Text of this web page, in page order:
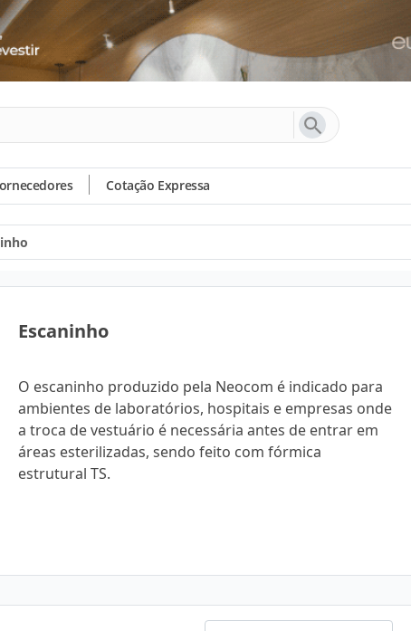
Cotação Expressa
Escaninho
O escaninho produzido pela Neocom é indicado para
ambientes de laboratórios, hospitais e empresas onde
a troca de vestuário é necessária antes de entrar em
áreas esterilizadas, sendo feito com fórmica
estrutural TS.